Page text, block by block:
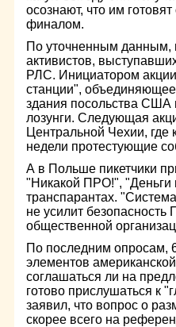
осознают, что им
финалом.
По уточненным данным,
активистов,
РЛС. Инициатором
станции",
здания посольства США
лозунги. Следующая
Центральной Чехии, где
недели протестующие
А в Польше пикетчики
"Никакой ПРО!", "Деньги
транспарантах.
не усилит
общественной
По последним опросам,
элементов
соглашаться ли на
готово прислушаться к
заявил, что вопрос о
скорее всего на